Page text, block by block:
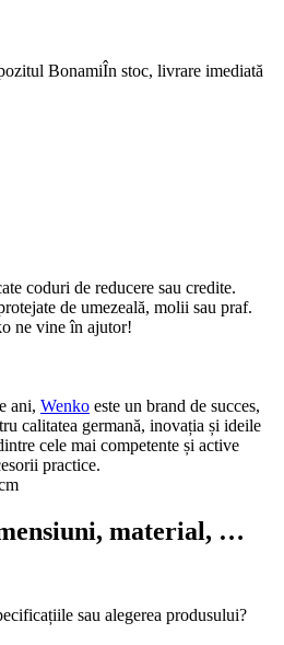
BonamiÎn stoc, livrare imediată
coduri de reducere sau credite.
de umezeală, molii sau praf.
ne vine în ajutor!
ani, Wenko este un brand de succes,
calitatea germană, inovația și ideile
cele mai competente și active
practice.
material, …
sau alegerea produsului?